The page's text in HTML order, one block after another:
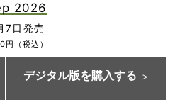
2026
7日発売
円（税込）
デジタル版を購入する